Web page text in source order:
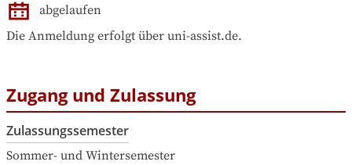
abgelaufen
Die Anmeldung erfolgt über uni-assist.de.
Zugang und Zulassung
Zulassungssemester
Sommer- und Wintersemester